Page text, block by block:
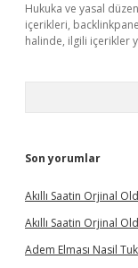
Hukuka ve yasal
içerikleri,
halinde, ilgili içerikler
Son yorumlar
Akıllı Saatin Orjinal
Akıllı Saatin Orjinal
Adem Elması Nasil